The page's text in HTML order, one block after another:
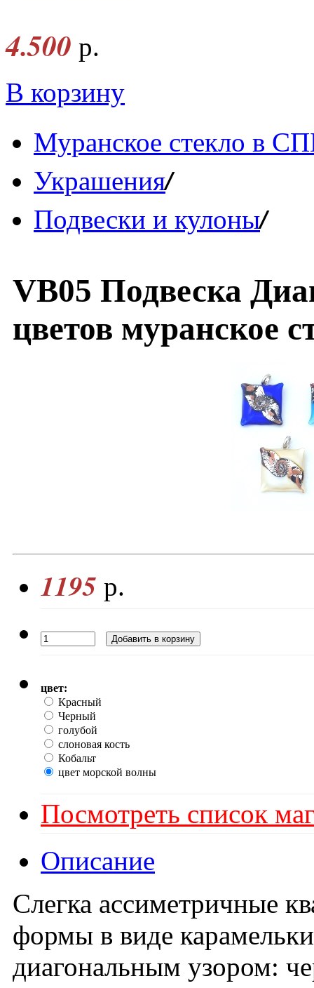
4.500 р.
В корзину
Муранское стекло в
Украшения/
Подвески и кулоны/
VB05 Подвеска
цветов муранское
1195 р.
цвет:
Красный
Черный
голубой
слоновая кость
Кобальт
цвет морской волны
Посмотреть список
Описание
Слегка ассиметричные
формы в виде
диагональным узором: